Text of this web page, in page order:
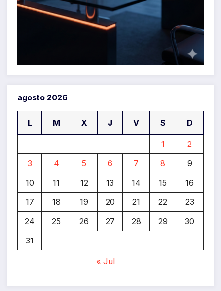
agosto 2026
L M X J V S D
1
2
3
4 5 6 7 8
9
10
11 12 13 14 15
16
17
18 19 20 21 22
23
24
25 26 27 28 29
30
31
« Jul